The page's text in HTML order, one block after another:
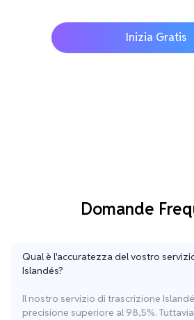
Inizia Gratis
Domande
Qual è l'accuratezza del vostro
Islandés?
Il nostro servizio di trascrizione
precisione superiore al 98,5%.